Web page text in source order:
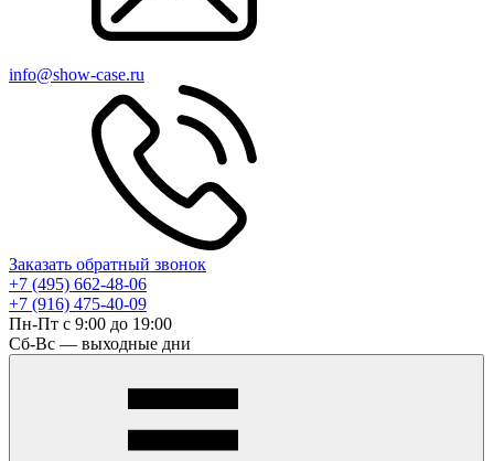
info@show-case.ru
Заказать обратный звонок
+7 (495) 662-48-06
+7 (916) 475-40-09
Пн-Пт с 9:00 до 19:00
Сб-Вс — выходные дни